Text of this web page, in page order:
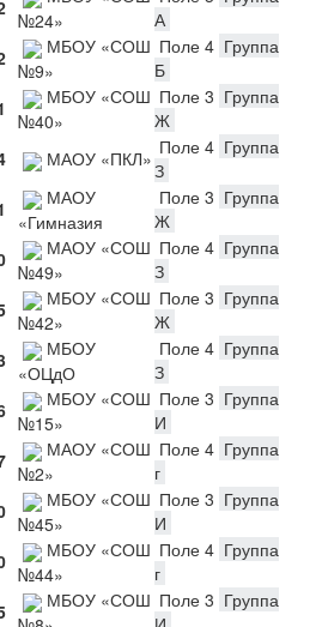
№24»
А
МБОУ «СОШ
№9»
Поле 4 Группа
Б
МБОУ «СОШ
№40»
Поле 3 Группа
Ж
МАОУ «ПКЛ» Поле 4 Группа
З
МАОУ
«Гимназия
Поле 3 Группа
Ж
МАОУ «СОШ
№49»
Поле 4 Группа
З
МБОУ «СОШ
№42»
Поле 3 Группа
Ж
МБОУ
«ОЦдО
Поле 4 Группа
З
МБОУ «СОШ
№15»
Поле 3 Группа
И
МАОУ «СОШ
№2»
Поле 4 Группа
г
МБОУ «СОШ
№45»
Поле 3 Группа
И
МБОУ «СОШ
№44»
Поле 4 Группа
г
МБОУ «СОШ Поле 3 Группа